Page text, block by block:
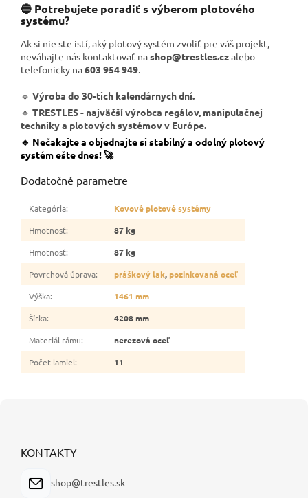
🔵 Potrebujete poradiť s výberom plotového
systému?
Ak si nie ste istí, aký plotový systém zvoliť pre váš projekt,
neváhajte nás kontaktovať nashop@trestles.czalebo
telefonicky na603 954 949
🔹 Výroba do 30-tich kalendárnych dní.
🔹 TRESTLES - najväčší výrobca regálov, manipulačnej
techniky a plotových systémov v Európe.
🔹 Nečakajte a objednajte si stabilný a odolný plotový
systém ešte dnes! 🚀
Dodatočné parametre
Kategória:
Kovové plotové systémy
Hmotnosť:
87 kg
Hmotnosť:
87 kg
Povrchová úprava: práškový lak, pozinkovaná oceľ
Výška:
1461 mm
Šírka:
4208 mm
Materiál rámu:
nerezová oceľ
Počet lamiel: 11
KONTAKTY
shop@trestles.sk